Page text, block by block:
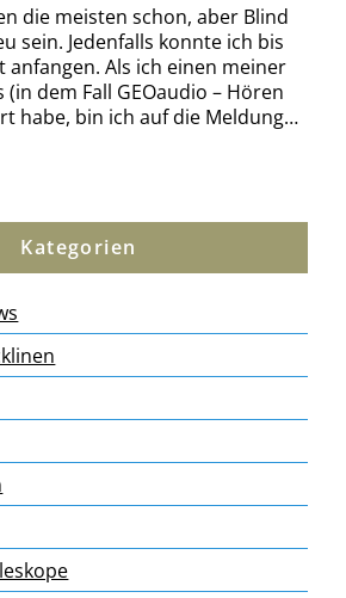
die meisten schon, aber Blind
sein. Jedenfalls konnte ich bis
anfangen. Als ich einen meiner
dem Fall GEOaudio – Hören
habe, bin ich auf die Meldung…
Kategorien